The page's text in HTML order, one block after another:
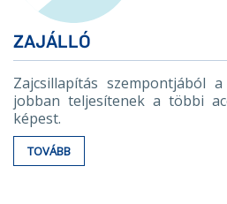
ZAJÁLLÓ
Zajcsillapítás szempontjából
jobban teljesítenek a többi
képest.
TOVÁBB